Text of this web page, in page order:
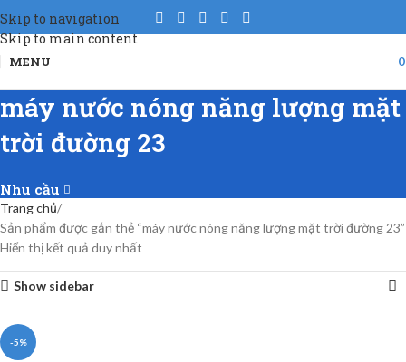
Skip to navigation
Skip to main content
MENU
máy nước nóng năng lượng mặt
trời đường 23
Nhu cầu
Trang chủ
Sản phẩm được gắn thẻ “máy nước nóng năng lượng mặt trời đường 23”
Hiển thị kết quả duy nhất
Show sidebar
-5%